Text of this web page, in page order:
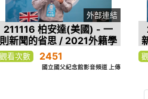
外部連結
211116 柏安達(美國) - 一
則新聞的省思 / 2021外籍學
生華語文演講比賽 第一名
觀看次數 2451
國立國父紀念館影音頻道 上傳